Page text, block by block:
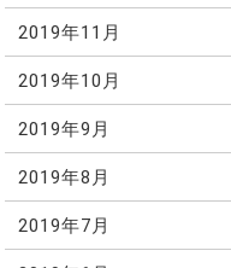
2019年11月
2019年10月
2019年9月
2019年8月
2019年7月